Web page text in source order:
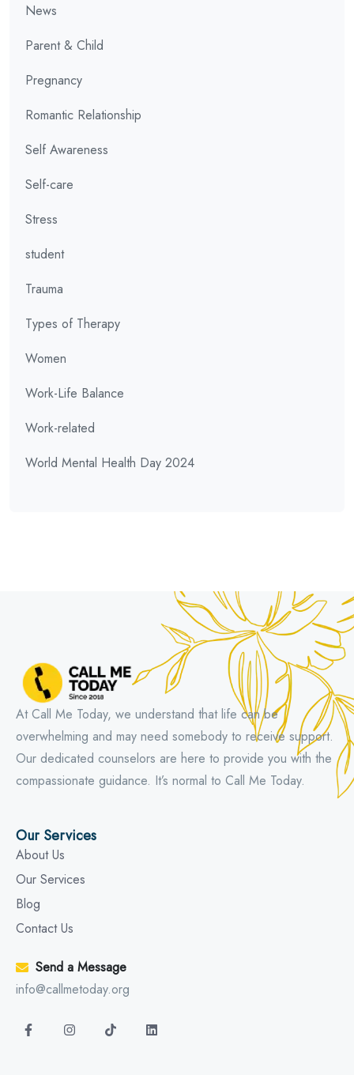
News
Parent & Child
Pregnancy
Romantic Relationship
Self Awareness
Self-care
Stress
student
Trauma
Types of Therapy
Women
Work-Life Balance
Work-related
World Mental Health Day 2024
At Call Me Today, we understand that life can be
overwhelming and may need somebody to receive support.
Our dedicated counselors are here to provide you with the
compassionate guidance. It’s normal to Call Me Today.
Our Services
About Us
Our Services
Blog
Contact Us
Send a Message
info@callmetoday.org